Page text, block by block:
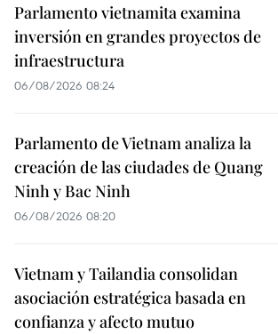
Parlamento vietnamita examina
inversión en grandes proyectos de
infraestructura
06/08/2026 08:24
Parlamento de Vietnam analiza la
creación de las ciudades de Quang
Ninh y Bac Ninh
06/08/2026 08:20
Vietnam y Tailandia consolidan
asociación estratégica basada en
confianza y afecto mutuo